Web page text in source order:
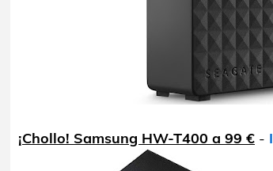
¡Chollo! Samsung HW-T400 a 99 € -